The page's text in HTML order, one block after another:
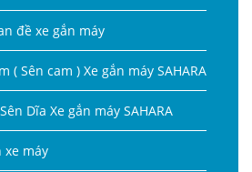
đề xe gắn máy
( Sên cam ) Xe gắn máy SAHARA
Dĩa Xe gắn máy SAHARA
xe máy